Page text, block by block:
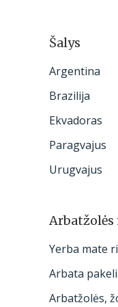
Šalys
Argentina
Brazilija
Ekvadoras
Paragvajus
Urugvajus
Arbatžolės
Yerba mate
Arbata
Arbatžolės,